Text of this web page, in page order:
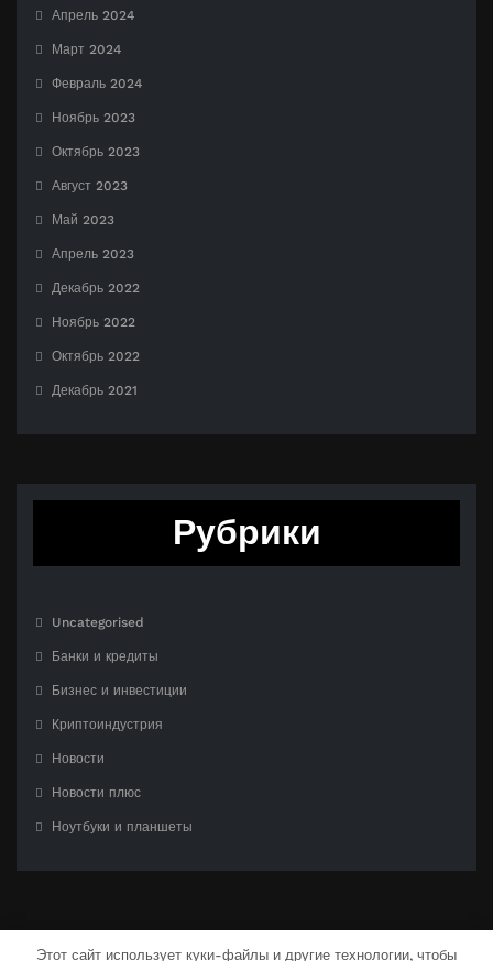
Апрель 2024
Март 2024
Февраль 2024
Ноябрь 2023
Октябрь 2023
Август 2023
Май 2023
Апрель 2023
Декабрь 2022
Ноябрь 2022
Октябрь 2022
Декабрь 2021
Рубрики
Uncategorised
Банки и кредиты
Бизнес и инвестиции
Криптоиндустрия
Новости
Новости плюс
Ноутбуки и планшеты
Этот сайт использует куки-файлы и другие технологии, чтобы